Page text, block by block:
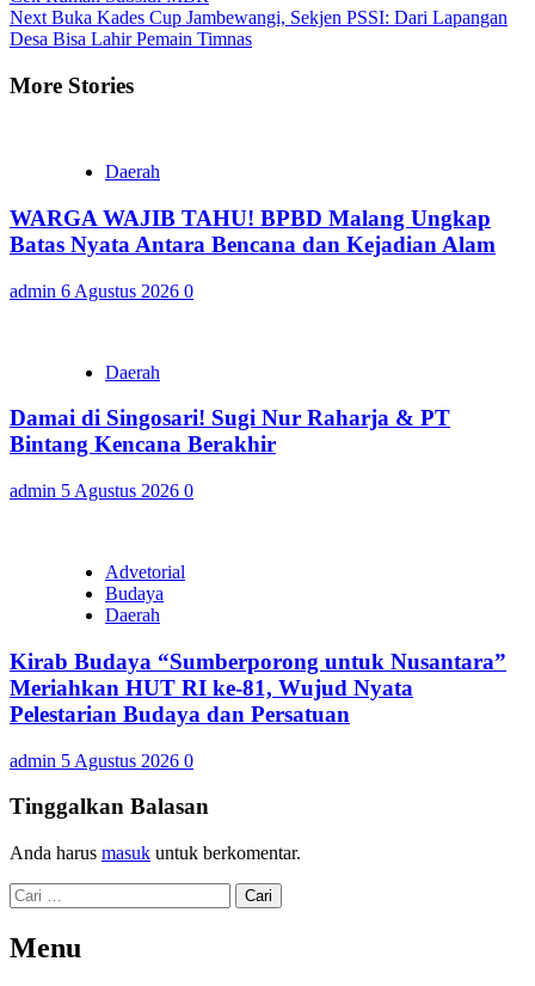
Reading
Next Buka Kades Cup Jambewangi, Sekjen PSSI: Dari Lapangan
Desa Bisa Lahir Pemain Timnas
More Stories
Daerah
WARGA WAJIB TAHU! BPBD Malang Ungkap
Batas Nyata Antara Bencana dan Kejadian Alam
admin 6 Agustus 2026 0
Daerah
Damai di Singosari! Sugi Nur Raharja & PT
Bintang Kencana Berakhir
admin 5 Agustus 2026 0
Advetorial
Budaya
Daerah
Kirab Budaya “Sumberporong untuk Nusantara”
Meriahkan HUT RI ke-81, Wujud Nyata
Pelestarian Budaya dan Persatuan
admin 5 Agustus 2026 0
Tinggalkan Balasan
Anda harus masuk untuk berkomentar.
Cari
untuk:
Menu